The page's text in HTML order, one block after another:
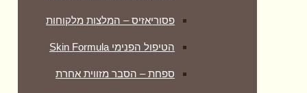
פסוריאזיס – המלצות מלקוחות
הטיפול הפנימי Skin Formula
ספחת – הסבר מזווית אחרת